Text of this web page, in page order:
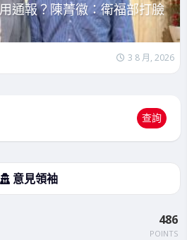
通報？陳菁徽：衛福部打臉
3 8 月, 2026
查詢
意見領袖
486
POINTS